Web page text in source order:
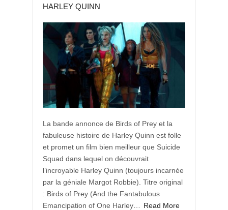
HARLEY QUINN
La bande annonce de Birds of Prey et la
fabuleuse histoire de Harley Quinn est folle
et promet un film bien meilleur que Suicide
Squad dans lequel on découvrait
l’incroyable Harley Quinn (toujours incarnée
par la géniale Margot Robbie). Titre original
: Birds of Prey (And the Fantabulous
Emancipation of One Harley…
Read More